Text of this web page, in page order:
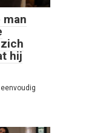
man
hij